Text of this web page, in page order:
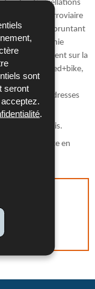
sont
seront
.
les dénivellations
le réseau ferroviaire
cyclables empruntant
une topographie
même figurent sur la
bed+bike,
les
les adresses
et anglais.
. Le prix de vente en